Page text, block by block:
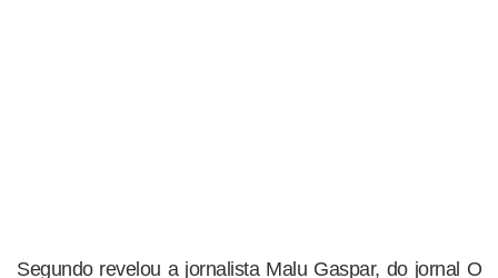
Segundo revelou a jornalista Malu Gaspar, do jornal O